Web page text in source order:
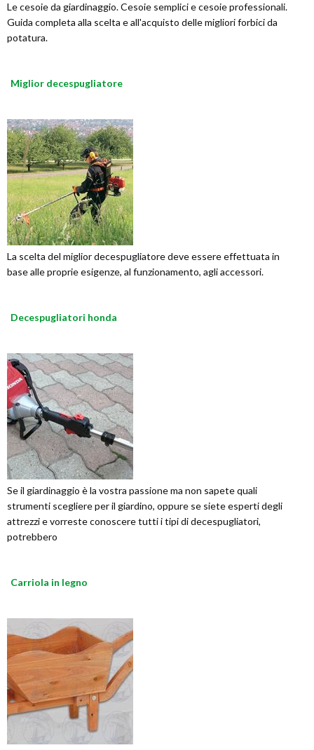
Le cesoie da giardinaggio. Cesoie semplici e cesoie professionali.
Guida completa alla scelta e all'acquisto delle migliori forbici da
potatura.
Miglior decespugliatore
La scelta del miglior decespugliatore deve essere effettuata in
base alle proprie esigenze, al funzionamento, agli accessori.
Decespugliatori honda
Se il giardinaggio è la vostra passione ma non sapete quali
strumenti scegliere per il giardino, oppure se siete esperti degli
attrezzi e vorreste conoscere tutti i tipi di decespugliatori,
potrebbero
Carriola in legno